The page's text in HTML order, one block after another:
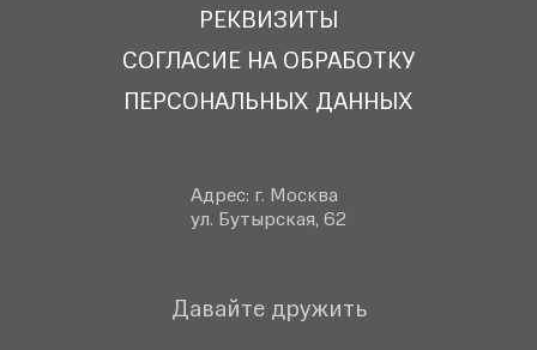
РЕКВИЗИТЫ
СОГЛАСИЕ НА ОБРАБОТКУ
ПЕРСОНАЛЬНЫХ ДАННЫХ
Адрес: г. Москва
ул. Бутырская, 62
Давайте дружить